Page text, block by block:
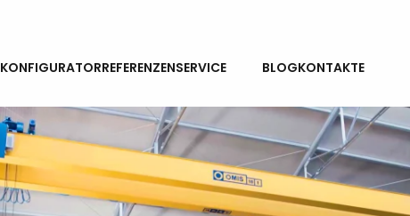
KONFIGURATORREFERENZENSERVICE
BLOGKONTAKTE